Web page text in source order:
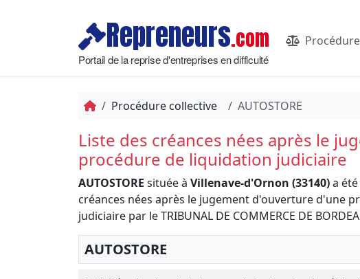
Repreneurs.com
Portail de la reprise d'entreprises en difficulté
Procédure collective AUTOSTORE
Liste des créances nées après le
procédure de liquidation judiciaire
AUTOSTORE située à Villenave-d'Ornon (33140)a
créances nées après le jugement d'ouverture d'une
judiciaire par le TRIBUNAL DE COMMERCE DE
AUTOSTORE